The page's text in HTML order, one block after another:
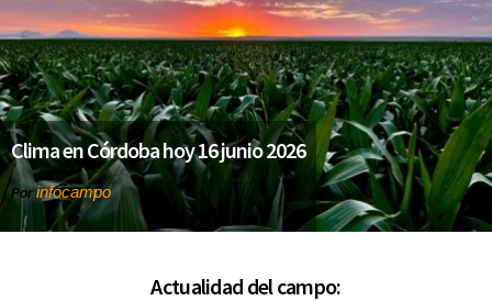
Clima en Córdoba hoy 16 junio 2026
Porinfocampo
Actualidad del campo: